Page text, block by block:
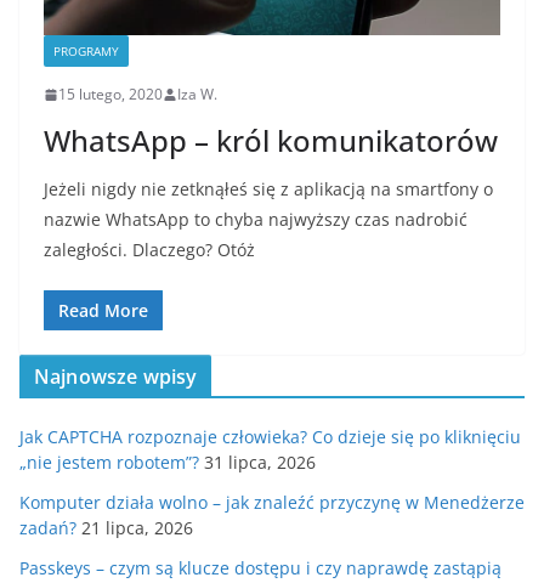
PROGRAMY
15 lutego, 2020 Iza W.
WhatsApp – król komunikatorów
Jeżeli nigdy nie zetknąłeś się z aplikacją na smartfony o
nazwie WhatsApp to chyba najwyższy czas nadrobić
zaległości. Dlaczego? Otóż
Read More
Najnowsze wpisy
Jak CAPTCHA rozpoznaje człowieka? Co dzieje się po kliknięciu
„nie jestem robotem”? 31 lipca, 2026
Komputer działa wolno – jak znaleźć przyczynę w Menedżerze
zadań? 21 lipca, 2026
Passkeys – czym są klucze dostępu i czy naprawdę zastąpią